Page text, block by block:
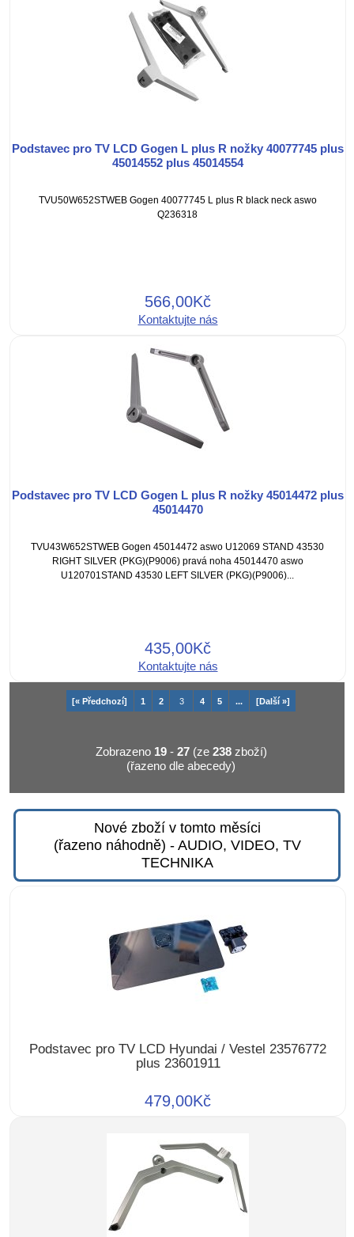
Podstavec pro TV LCD Gogen L plus R nožky 40077745 plus
45014552 plus 45014554
TVU50W652STWEB Gogen 40077745 L plus R black neck aswo
Q236318
566,00Kč
Kontaktujte nás
Podstavec pro TV LCD Gogen L plus R nožky 45014472 plus
45014470
TVU43W652STWEB Gogen 45014472 aswo U12069 STAND 43530
RIGHT SILVER (PKG)(P9006) pravá noha 45014470 aswo
U120701STAND 43530 LEFT SILVER (PKG)(P9006)...
435,00Kč
Kontaktujte nás
[« Předchozí] 1 2 3 4 5 ... [Další »]
Zobrazeno 19- 27(ze 238zboží)
(řazeno dle abecedy)
Nové zboží v tomto měsíci
(řazeno náhodně) - AUDIO, VIDEO, TV
TECHNIKA
Podstavec pro TV LCD Hyundai / Vestel 23576772
plus 23601911
479,00Kč